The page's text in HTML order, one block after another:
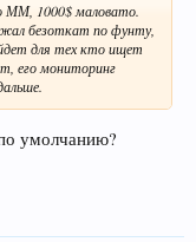
ММ, 1000$ маловато.
безоткат по фунту,
для тех кто ищет
его мониторинг
умолчанию?